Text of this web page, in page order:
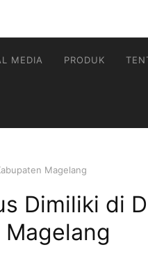
MEDIA PRODUK
Magelang
Dimiliki di